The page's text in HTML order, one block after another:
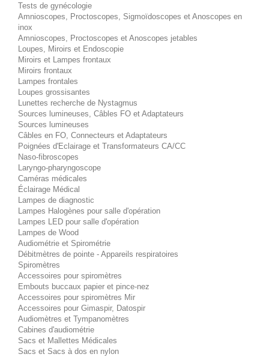
Tests de gynécologie
Amnioscopes, Proctoscopes, Sigmoïdoscopes et Anoscopes en
inox
Amnioscopes, Proctoscopes et Anoscopes jetables
Loupes, Miroirs et Endoscopie
Miroirs et Lampes frontaux
Miroirs frontaux
Lampes frontales
Loupes grossisantes
Lunettes recherche de Nystagmus
Sources lumineuses, Câbles FO et Adaptateurs
Sources lumineuses
Câbles en FO, Connecteurs et Adaptateurs
Poignées d'Eclairage et Transformateurs CA/CC
Naso-fibroscopes
Laryngo-pharyngoscope
Caméras médicales
Éclairage Médical
Lampes de diagnostic
Lampes Halogènes pour salle d'opération
Lampes LED pour salle d'opération
Lampes de Wood
Audiométrie et Spirométrie
Débitmètres de pointe - Appareils respiratoires
Spiromètres
Accessoires pour spiromètres
Embouts buccaux papier et pince-nez
Accessoires pour spiromètres Mir
Accessoires pour Gimaspir, Datospir
Audiomètres et Tympanomètres
Cabines d'audiométrie
Sacs et Mallettes Médicales
Sacs et Sacs à dos en nylon